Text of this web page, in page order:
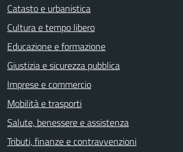
Catasto e urbanistica
Cultura e tempo libero
Educazione e formazione
Giustizia e sicurezza pubblica
Imprese e commercio
Mobilità e trasporti
Salute, benessere e assistenza
Tributi, finanze e contravvenzioni